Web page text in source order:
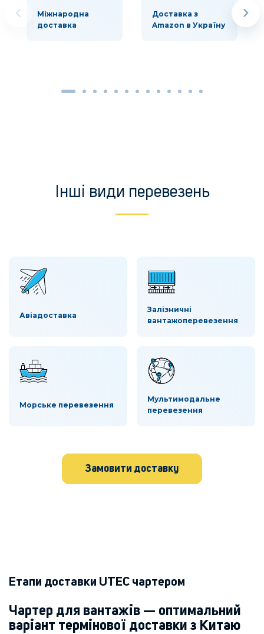
Міжнародна
доставка
Доставка з
Amazon в Україну
Інші види перевезень
Авіадоставка
Залізничні
вантажоперевезення
Морське перевезення
Мультимодальне
перевезення
Замовити доставку
Етапи доставки UTEC чартером
Чартер для вантажів — оптимальний
варіант термінової доставки з Китаю